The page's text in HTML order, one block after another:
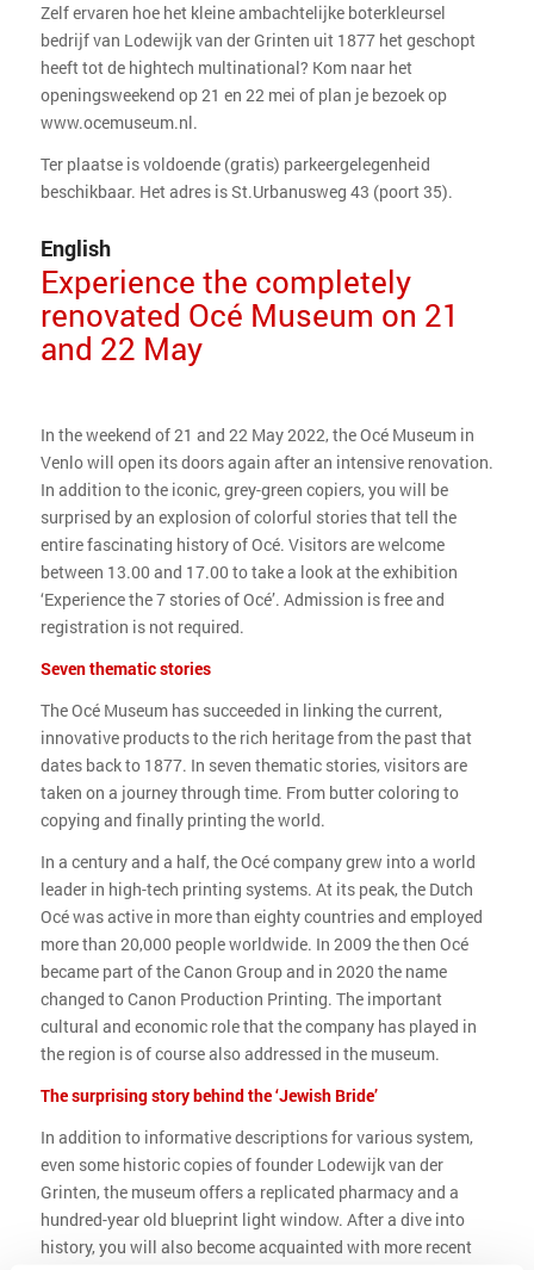
Zelf ervaren hoe het kleine ambachtelijke boterkleursel
bedrijf van Lodewijk van der Grinten uit 1877 het geschopt
heeft tot de hightech multinational? Kom naar het
openingsweekend op 21 en 22 mei of plan je bezoek op
www.ocemuseum.nl.
Ter plaatse is voldoende (gratis) parkeergelegenheid
beschikbaar. Het adres is St.Urbanusweg 43 (poort 35).
English
Experience the completely
renovated Océ Museum on 21
and 22 May
In the weekend of 21 and 22 May 2022, the Océ Museum in
Venlo will open its doors again after an intensive renovation.
In addition to the iconic, grey-green copiers, you will be
surprised by an explosion of colorful stories that tell the
entire fascinating history of Océ. Visitors are welcome
between 13.00 and 17.00 to take a look at the exhibition
‘Experience the 7 stories of Océ’. Admission is free and
registration is not required.
Seven thematic stories
The Océ Museum has succeeded in linking the current,
innovative products to the rich heritage from the past that
dates back to 1877. In seven thematic stories, visitors are
taken on a journey through time. From butter coloring to
copying and finally printing the world.
In a century and a half, the Océ company grew into a world
leader in high-tech printing systems. At its peak, the Dutch
Océ was active in more than eighty countries and employed
more than 20,000 people worldwide. In 2009 the then Océ
became part of the Canon Group and in 2020 the name
changed to Canon Production Printing. The important
cultural and economic role that the company has played in
the region is of course also addressed in the museum.
The surprising story behind the ‘Jewish Bride’
In addition to informative descriptions for various system,
even some historic copies of founder Lodewijk van der
Grinten, the museum offers a replicated pharmacy and a
hundred-year old blueprint light window. After a dive into
history, you will also become acquainted with more recent